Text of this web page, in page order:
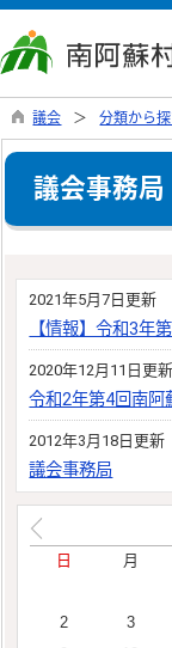
議会 分類から探
議会事務局
2021年5月7日更新
【情報】令和3年
2020年12月11日更新
令和2年第4回南
2012年3月18日更新
議会事務局
日 月
2
3